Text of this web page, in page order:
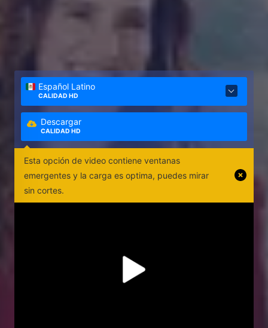
Español Latino
CALIDAD HD
Descargar
CALIDAD HD
Esta opción de video contiene ventanas
emergentes y la carga es optima, puedes mirar
sin cortes.